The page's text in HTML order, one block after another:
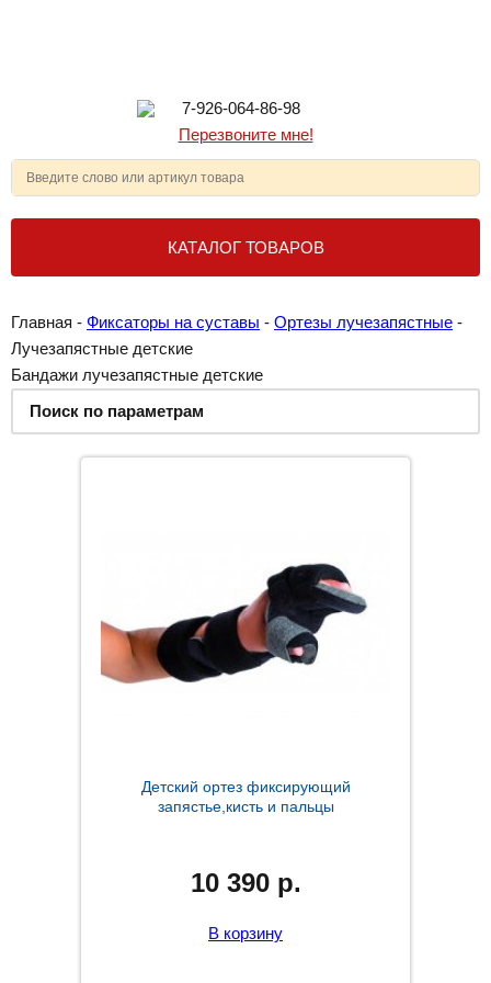
7-926-064-86-98
Перезвоните мне!
КАТАЛОГ ТОВАРОВ
Главная - Фиксаторы на суставы - Ортезы лучезапястные -
Лучезапястные детские
Бандажи лучезапястные детские
Поиск по параметрам
Детский ортез фиксирующий
запястье,кисть и пальцы
10 390р.
В корзину